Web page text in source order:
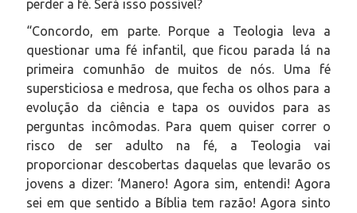
perder a fé. Será isso possível?
“Concordo, em parte. Porque a Teologia leva a
questionar uma fé infantil, que ficou parada lá na
primeira comunhão de muitos de nós. Uma fé
supersticiosa e medrosa, que fecha os olhos para a
evolução da ciência e tapa os ouvidos para as
perguntas incômodas. Para quem quiser correr o
risco de ser adulto na fé, a Teologia vai
proporcionar descobertas daquelas que levarão os
jovens a dizer: ‘Manero! Agora sim, entendi! Agora
sei em que sentido a Bíblia tem razão! Agora sinto